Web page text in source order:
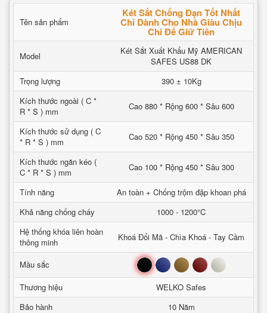
Tên sản phẩm
Két Sắt Chống Đạn Tốt Nhất
Chỉ Dành Cho Nhà Giàu Chịu
Chi Để Giữ Tiền
Model
Két Sắt Xuất Khẩu Mỹ AMERICAN
SAFES US88 DK
Trọng lượng
390 ± 10Kg
Kích thước ngoài ( C *
R * S ) mm
Cao 880 * Rộng 600 * Sâu 600
Kích thước sử dụng ( C
* R * S ) mm
Cao 520 * Rộng 450 * Sâu 350
Kích thước ngăn kéo (
C * R * S ) mm
Cao 100 * Rộng 450 * Sâu 300
Tính năng
An toàn + Chống trộm đập khoan phá
Khả năng chống cháy
1000 - 1200°C
Hệ thống khóa liên hoàn
thông minh
Khoá Đổi Mã - Chìa Khoá - Tay Cầm
Mầu sắc Đen Xanh Nâu Đỏ Trắng
Thương hiệu
WELKO Safes
Bảo hành
10 Năm